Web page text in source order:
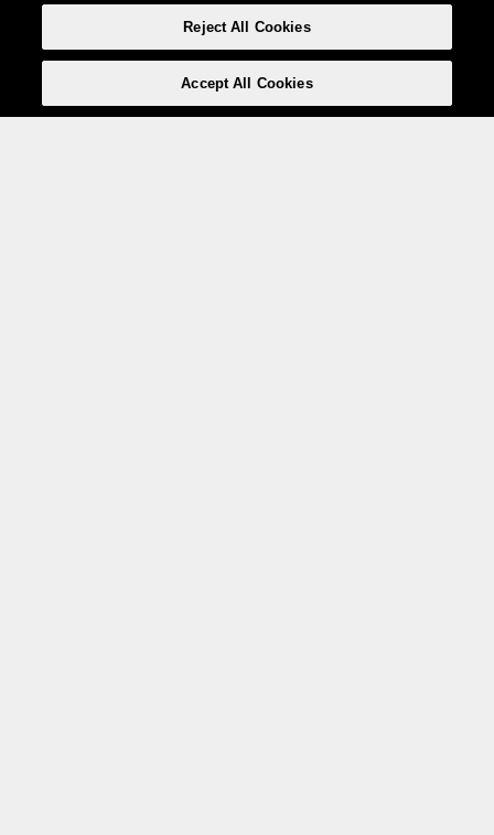
Reject All Cookies
Accept All Cookies